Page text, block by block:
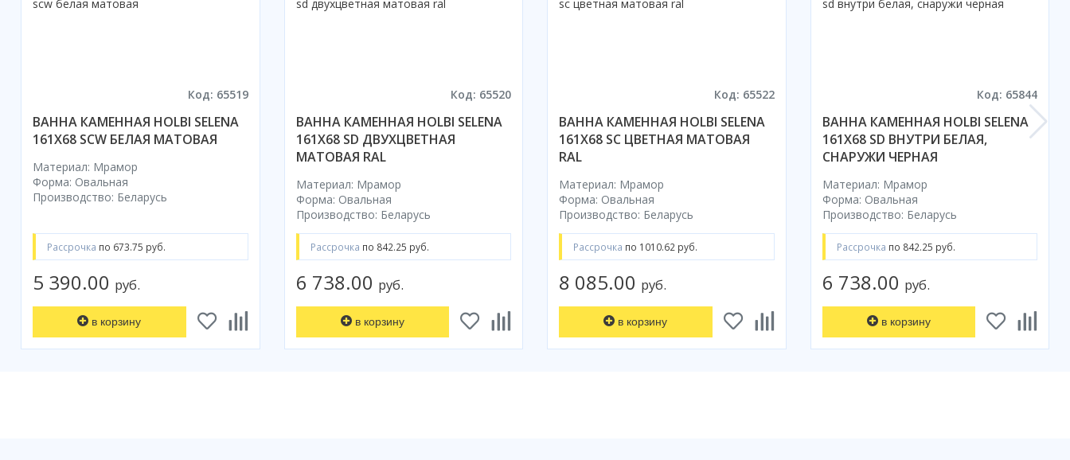
Код: 65519
ВАННА КАМЕННАЯ HOLBI SELENA
161X68 SCW БЕЛАЯ МАТОВАЯ
Материал: Мрамор
Форма: Овальная
Производство: Беларусь
Рассрочка по 673.75 руб.
5 390.00 руб.
в корзину
Код: 65520
ВАННА КАМЕННАЯ HOLBI SELENA
161X68 SD ДВУХЦВЕТНАЯ
МАТОВАЯ RAL
Материал: Мрамор
Форма: Овальная
Производство: Беларусь
Рассрочка по 842.25 руб.
6 738.00 руб.
в корзину
Код: 65522
ВАННА КАМЕННАЯ HOLBI SELENA
161X68 SC ЦВЕТНАЯ МАТОВАЯ
RAL
Материал: Мрамор
Форма: Овальная
Производство: Беларусь
Рассрочка по 1010.62 руб.
8 085.00 руб.
в корзину
Код: 65844
ВАННА КАМЕННАЯ HOLBI SELENA
161X68 SD ВНУТРИ БЕЛАЯ,
СНАРУЖИ ЧЕРНАЯ
Материал: Мрамор
Форма: Овальная
Производство: Беларусь
Рассрочка по 842.25 руб.
6 738.00 руб.
в корзину